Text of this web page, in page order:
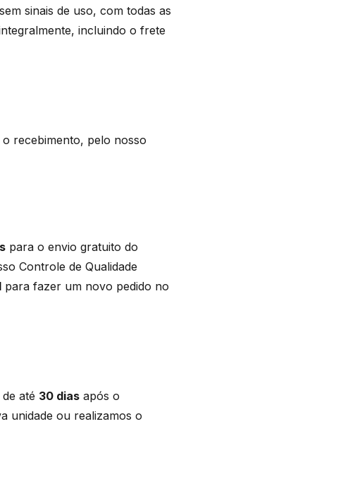
sinais de uso, com todas as
incluindo o frete
o recebimento, pelo nosso
para o envio gratuito do
Controle de Qualidade
para fazer um novo pedido no
até 30 dias após o
unidade ou realizamos o